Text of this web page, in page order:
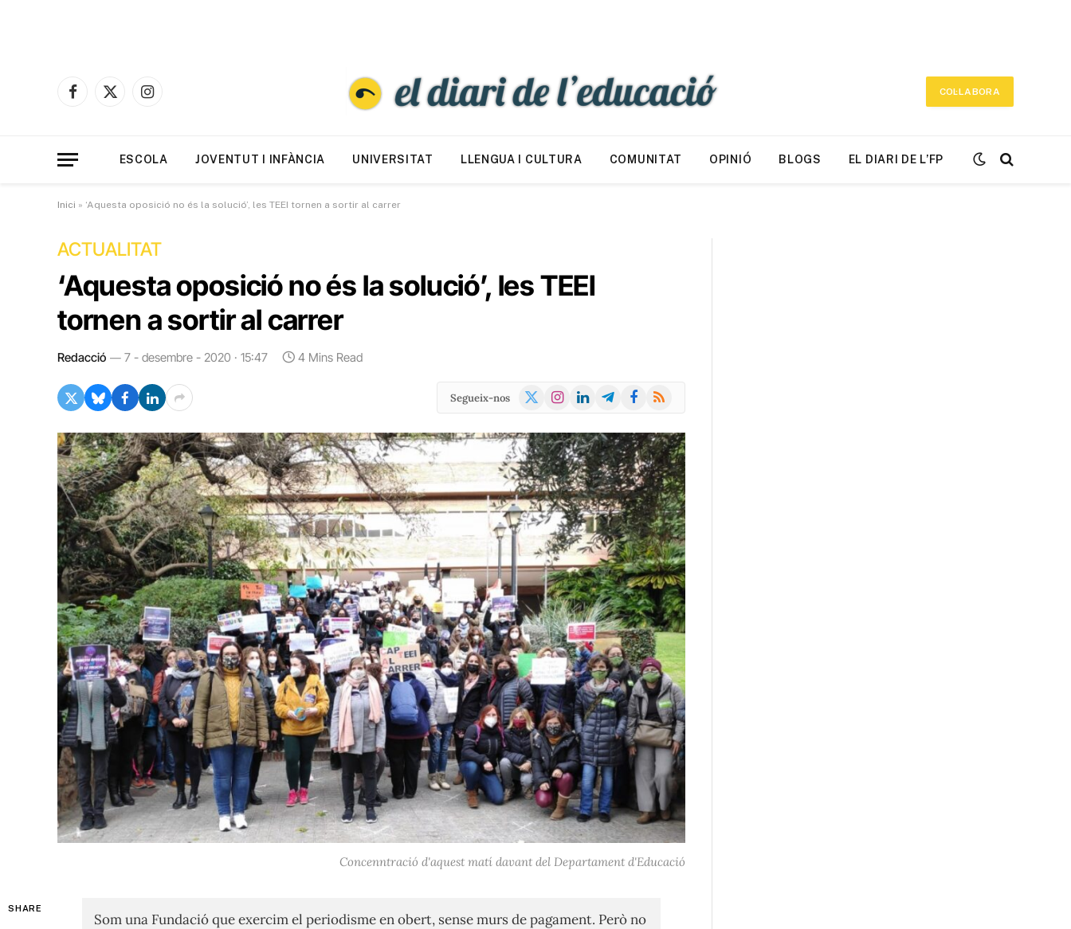
Facebook
X
Instagram
COL·LABORA
ESCOLA JOVENTUT I INFÀNCIA UNIVERSITAT LLENGUA I CULTURA COMUNITAT OPINIÓ BLOGS EL DIARI DE L’FP
Inici » ‘Aquesta oposició no és la solució’, les TEEI tornen a sortir al carrer
ACTUALITAT
‘Aquesta oposició no és la solució’, les TEEI
tornen a sortir al carrer
Redacció 7 - desembre - 2020 · 15:47 4 Mins Read
Segueix-nos
X
Instagram
LinkedInTelegramFacebook
RSS
Concenntració d'aquest matí davant del Departament d'Educació
SHARE
Som una Fundació que exercim el periodisme en obert, sense murs de pagament. Però no